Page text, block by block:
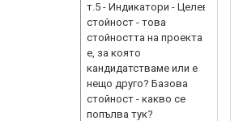
т.5 - Индикатори - Целева
стойност - това
стойността на проекта ли
е, за която
кандидатстваме или е
нещо друго? Базова
стойност - какво се
попълва тук?